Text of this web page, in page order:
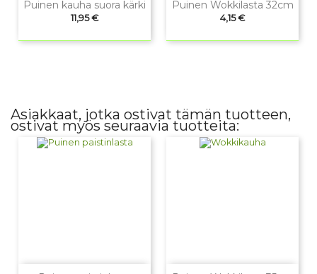
Puinen kauha suora kärki
Hinta
11,95 €
Puinen Wokkilasta 32cm
Hinta
4,15 €
Asiakkaat, jotka ostivat tämän tuotteen,
ostivat myös seuraavia tuotteita: